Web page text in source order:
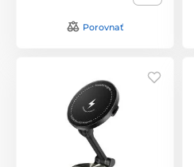
Porovnať